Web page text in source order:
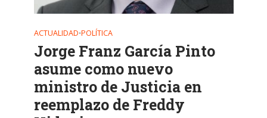
ACTUALIDAD•POLÍTICA
Jorge Franz García Pinto
asume como nuevo
ministro de Justicia en
reemplazo de Freddy